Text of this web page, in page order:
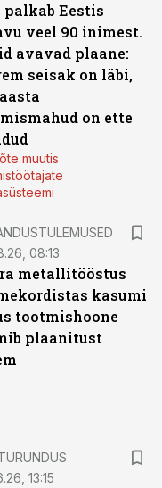
palkab Eestis
veel 90 inimest.
avavad plaane:
seisak on läbi,
on ette
muutis
08:13
metallitööstus
kasumi
tootmishoone
plaanitust
13:15